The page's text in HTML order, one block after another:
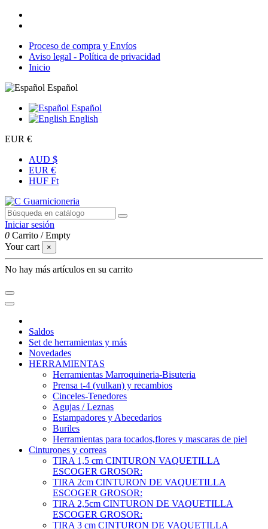
Proceso de compra y Envíos
Aviso legal - Política de privacidad
Inicio
Español
Español
English
EUR €
AUD $
EUR €
HUF Ft
Iniciar sesión
0 Carrito /Empty
Your cart
×
No hay más artículos en su carrito
Saldos
Set de herramientas y más
Novedades
HERRAMIENTAS
Herramientas Marroquineria-Bisuteria
Prensa t-4 (vulkan) y recambios
Cinceles-Tenedores
Agujas / Leznas
Estampadores y Abecedarios
Buriles
Herramientas para tocados,flores y mascaras de piel
Cinturones y correas
TIRA 1,5 cm CINTURON VAQUETILLA
ESCOGER GROSOR:
TIRA 2cm CINTURON DE VAQUETILLA
ESCOGER GROSOR:
TIRA 2,5cm CINTURON DE VAQUETILLA
ESCOGER GROSOR:
TIRA 3 cm CINTURON DE VAQUETILLA